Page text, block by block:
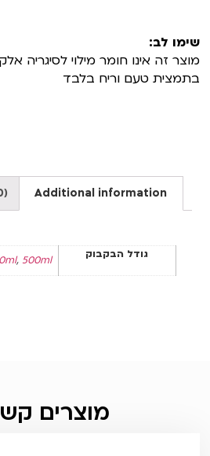
שימו לב:
מוצר זה אינו חומר מילוי לסיגריה
בתמצית טעם וריח בלבד
Additional information
גודל הבקבוק , 500ml
מוצרים